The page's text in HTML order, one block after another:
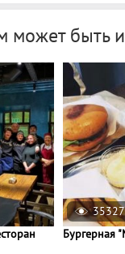
может быть
35327
Бургерная